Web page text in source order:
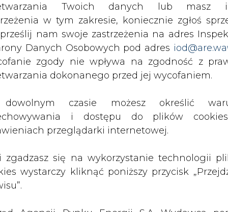
Twoich danych lub masz
w tym zakresie, koniecznie zgłoś
prześlij nam swoje zastrzeżenia na adres
Danych Osobowych pod adres
zgody nie wpływa na zgodność z
dokonanego przed jej wycofaniem.
czasie możesz określić
i dostępu do plików
przeglądarki internetowej.
zgadzasz się na wykorzystanie technologii
wystarczy kliknąć poniższy przycisk
PODPIS
Przesłanie komentarza oznacza akceptację zasad korzystania
z portalu cire.pl